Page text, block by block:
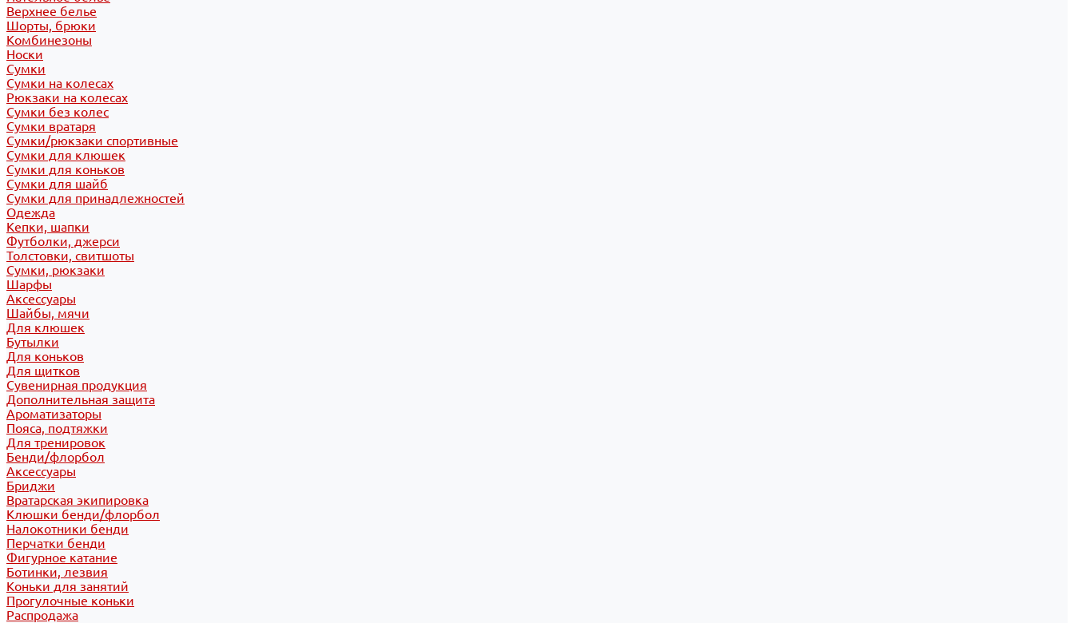
Верхнее белье
Шорты, брюки
Комбинезоны
Носки
Сумки
Сумки на колесах
Рюкзаки на колесах
Сумки без колес
Сумки вратаря
Сумки/рюкзаки спортивные
Сумки для клюшек
Сумки для коньков
Сумки для шайб
Сумки для принадлежностей
Одежда
Кепки, шапки
Футболки, джерси
Толстовки, свитшоты
Сумки, рюкзаки
Шарфы
Аксессуары
Шайбы, мячи
Для клюшек
Бутылки
Для коньков
Для щитков
Сувенирная продукция
Дополнительная защита
Ароматизаторы
Пояса, подтяжки
Для тренировок
Бенди/флорбол
Аксессуары
Бриджи
Вратарская экипировка
Клюшки бенди/флорбол
Налокотники бенди
Перчатки бенди
Фигурное катание
Ботинки, лезвия
Коньки для занятий
Прогулочные коньки
Распродажа